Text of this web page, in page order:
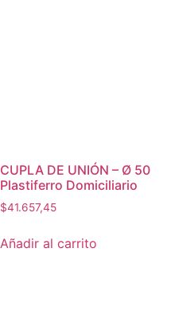
CUPLA DE UNIÓN – Ø 50
Plastiferro Domiciliario
$41.657,45
Añadir al carrito